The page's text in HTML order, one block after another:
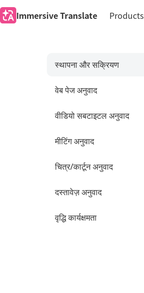
स्थापना और सक्रियण
वेब पेज अनुवाद
वीडियो सबटाइटल अनुवाद
मीटिंग अनुवाद
चित्र/कार्टून अनुवाद
दस्तावेज़ अनुवाद
वृद्धि कार्यक्षमता
Immersive Translate Products